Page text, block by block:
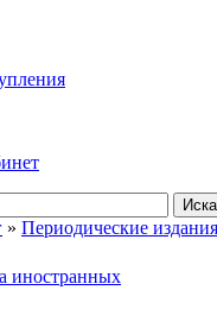
» Периодические издания
иностранных